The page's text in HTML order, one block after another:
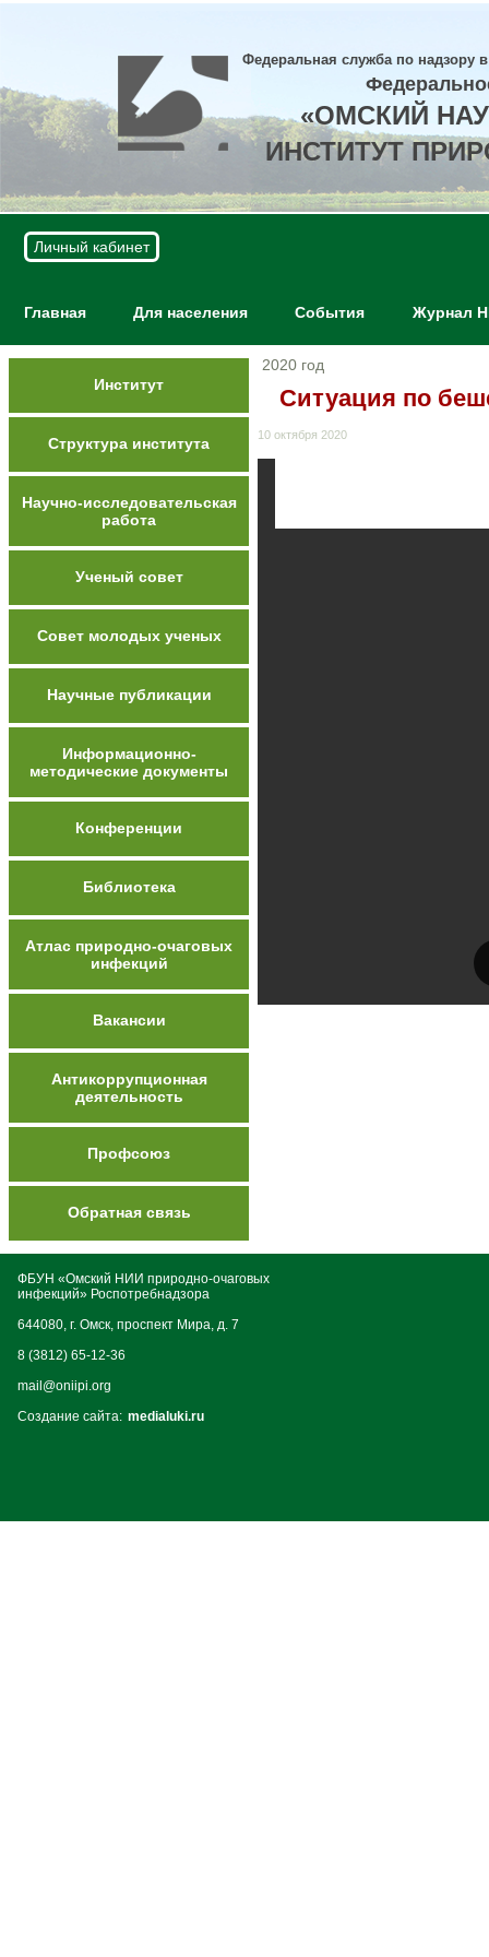
Федеральная служба по надзору
«ОМСКИЙ
ИНСТИТУТ
Личный кабинет
Главная Для населения События Журнал
Институт
Структура института
Научно-исследовательская
работа
Ученый совет
Совет молодых ученых
Научные публикации
Информационно-
методические документы
Конференции
Библиотека
Атлас природно-очаговых
инфекций
Вакансии
Антикоррупционная
деятельность
Профсоюз
Обратная связь
2020 год
Ситуация по
10 октября 2020
ФБУН «Омский НИИ природно-очаговых
инфекций» Роспотребнадзора
644080, г. Омск, проспект Мира, д. 7
8 (3812) 65-12-36
mail@oniipi.org
Создание сайта: medialuki.ru